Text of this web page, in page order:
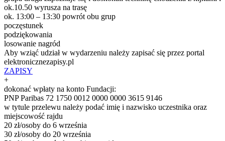
ok.10.50 wyrusza na trasę
ok. 13:00 – 13:30 powrót obu grup
poczęstunek
podziękowania
losowanie nagród
Aby wziąć udział w wydarzeniu należy zapisać się przez portal
elektronicznezapisy.pl
ZAPISY
+
dokonać wpłaty na konto Fundacji:
PNP Paribas 72 1750 0012 0000 0000 3615 9146
w tytule przelewu należy podać imię i nazwisko uczestnika oraz
miejscowość rajdu
20 zł/osoby do 6 września
30 zł/osoby do 20 września